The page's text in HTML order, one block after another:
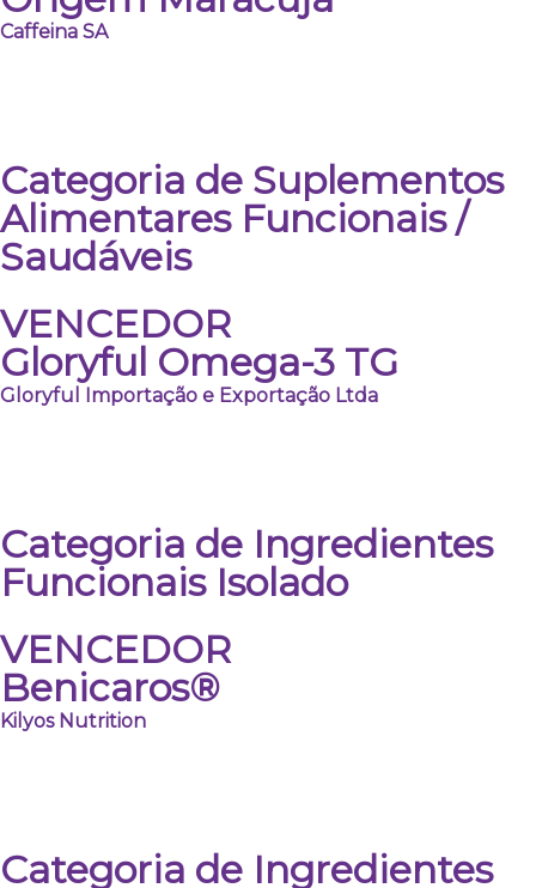
Caffeina SA
Categoria de Suplementos
Alimentares Funcionais /
Saudáveis
VENCEDOR
Gloryful Omega-3 TG
Gloryful Importação e Exportação Ltda
Categoria de Ingredientes
Funcionais Isolado
VENCEDOR
Benicaros®
Kilyos Nutrition
Categoria de Ingredientes